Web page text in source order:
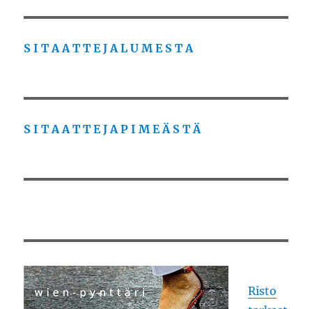
S I T A A T T E J A L U M E S T A
S I T A A T T E J A P I M E Ä S T Ä
Risto